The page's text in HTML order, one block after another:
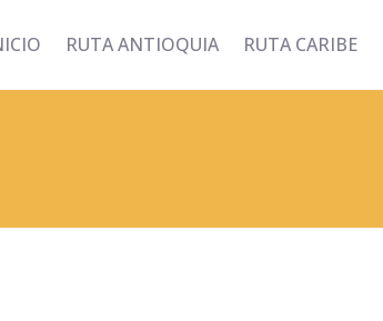
RUTA ANTIOQUIA RUTA CARIBE